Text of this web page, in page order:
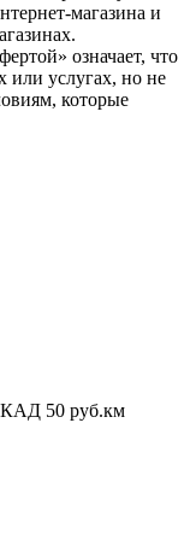
магазина и
означает, что
или услугах, но не
которые
КАД 50 руб.км